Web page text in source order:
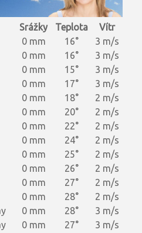
Srážky Teplota
Vítr
0 mm 16°
3 m/s
0 mm 16°
3 m/s
0 mm 15°
3 m/s
0 mm 17°
3 m/s
0 mm 18°
2 m/s
0 mm 20°
2 m/s
0 mm 22°
2 m/s
0 mm 24°
2 m/s
0 mm 25°
2 m/s
0 mm 26°
2 m/s
0 mm 27°
2 m/s
0 mm 28°
2 m/s
0 mm 28°
3 m/s
0 mm 27°
3 m/s